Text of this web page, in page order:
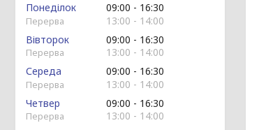
Понеділок 09:00
16:30
13:00
14:00
Вівторок
09:00
16:30
13:00
14:00
Середа
09:00
16:30
13:00
14:00
Четвер
09:00
16:30
13:00
14:00